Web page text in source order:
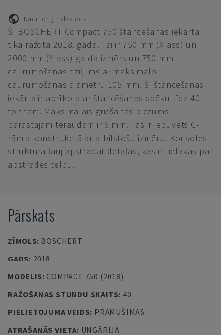
Rādīt oriģinālvalodā
Šī BOSCHERT Compact 750 štancēšanas iekārta
tika ražota 2018. gadā. Tai ir 750 mm (X ass) un
2000 mm (Y ass) galda izmērs un 750 mm
caurumošanas dziļums ar maksimālo
caurumošanas diametru 105 mm. Šī štancēšanas
iekārta ir aprīkota ar štancēšanas spēku līdz 40
tonnām. Maksimālais griešanas biezums
parastajam tēraudam ir 6 mm. Tas ir iebūvēts C-
rāmja konstrukcijā ar atbilstošu izmēru. Konsoles
struktūra ļauj apstrādāt detaļas, kas ir lielākas par
apstrādes telpu.
Pārskats
ZĪMOLS: BOSCHERT
GADS: 2018
MODELIS: COMPACT 750 (2018)
RAŽOŠANAS STUNDU SKAITS: 40
PIELIETOJUMA VEIDS: PRAMUŠIMAS
ATRAŠANĀS VIETA: UNGĀRIJA